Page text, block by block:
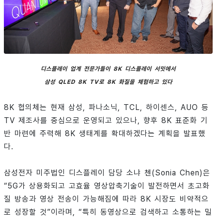
디스플레이 업계 전문가들이 8K 디스플레이 서밋에서
삼성 QLED 8K TV로 8K 화질을 체험하고 있다
8K 협의체는 현재 삼성, 파나소닉, TCL, 하이센스, AUO 등
TV 제조사를 중심으로 운영되고 있으나, 향후 8K 표준화 기
반 마련에 주력해 8K 생태계를 확대하겠다는 계획을 발표했
다.
삼성전자 미주법인 디스플레이 담당 소냐 첸(Sonia Chen)은
“5G가 상용화되고 고효율 영상압축기술이 발전하면서 초고화
질 방송과 영상 전송이 가능해짐에 따라 8K 시장도 비약적으
로 성장할 것”이라며, “특히 동영상으로 검색하고 소통하는 밀